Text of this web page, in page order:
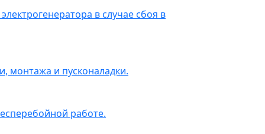
в случае сбоя в
монтажа и пусконаладки.
работе.